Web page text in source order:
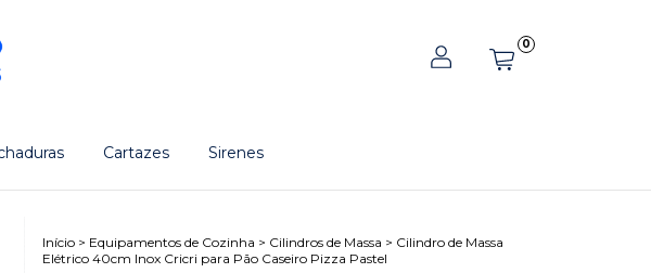
0
Cartazes Sirenes
Início > Equipamentos de Cozinha > Cilindros de Massa > Cilindro de Massa
Elétrico 40cm Inox Cricri para Pão Caseiro Pizza Pastel